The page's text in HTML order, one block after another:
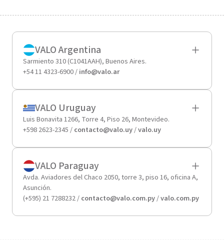
VALO Argentina
Sarmiento 310 (C1041AAH), Buenos Aires.
+54 11 4323-6900 /info@valo.ar
VALO Uruguay
Luis Bonavita 1266, Torre 4, Piso 26, Montevideo.
+598 2623-2345 /contacto@valo.uy/valo.uy
VALO Paraguay
Avda. Aviadores del Chaco 2050, torre 3, piso 16, oficina A,
Asunción.
(+595) 21 7288232 /contacto@valo.com.py/valo.com.py